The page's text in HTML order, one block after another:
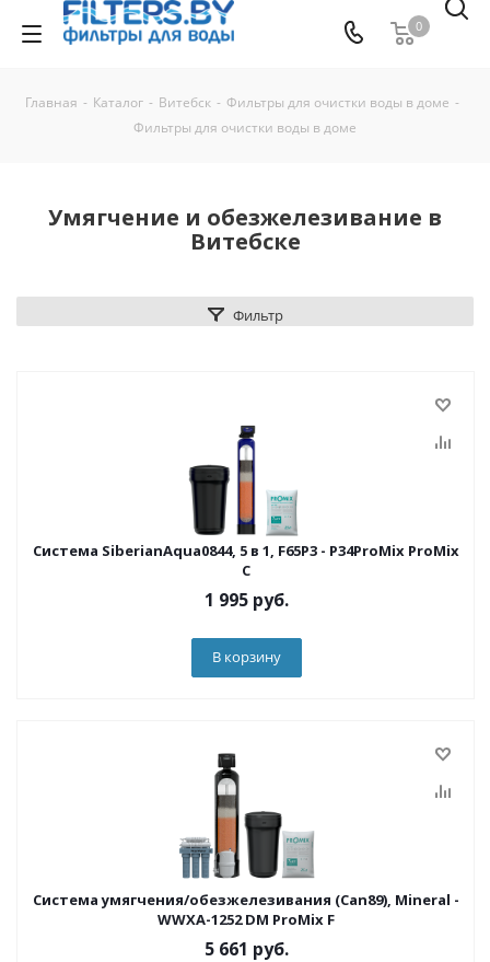
0
Главная - Каталог - Витебск - Фильтры для очистки воды в доме -
Фильтры для очистки воды в доме
Умягчение и обезжелезивание в
Витебске
Фильтр
Система SiberianAqua0844, 5 в 1, F65P3 - P34ProMix ProMix
C
1 995руб.
В корзину
Система умягчения/обезжелезивания (Can89), Mineral -
WWXA-1252 DM ProMix F
5 661 руб.